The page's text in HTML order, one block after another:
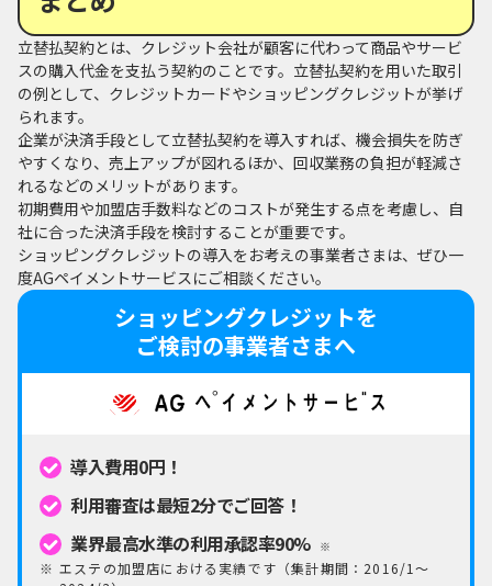
立替払契約とは、クレジット会社が顧客に代わって商品やサービ
スの購入代金を支払う契約のことです。立替払契約を用いた取引
の例として、クレジットカードやショッピングクレジットが挙げ
られます。
企業が決済手段として立替払契約を導入すれば、機会損失を防ぎ
やすくなり、売上アップが図れるほか、回収業務の負担が軽減さ
れるなどのメリットがあります。
初期費用や加盟店手数料などのコストが発生する点を考慮し、自
社に合った決済手段を検討することが重要です。
ショッピングクレジットの導入をお考えの事業者さまは、ぜひ一
度AGペイメントサービスにご相談ください。
ショッピングクレジットを
ご検討の事業者さまへ
導入費用0円！
利用審査は最短2分でご回答！
業界最高水準の利用承認率90%
※
エステの加盟店における実績です（集計期間：2016/1〜